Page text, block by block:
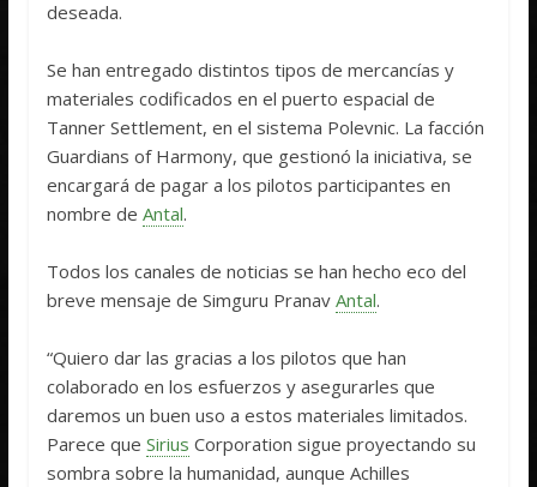
deseada.
Se han entregado distintos tipos de mercancías y
materiales codificados en el puerto espacial de
Tanner Settlement, en el sistema Polevnic. La facción
Guardians of Harmony, que gestionó la iniciativa, se
encargará de pagar a los pilotos participantes en
nombre deAntal.
Todos los canales de noticias se han hecho eco del
breve mensaje de Simguru PranavAntal.
“Quiero dar las gracias a los pilotos que han
colaborado en los esfuerzos y asegurarles que
daremos un buen uso a estos materiales limitados.
Parece queSirius Corporation sigue proyectando su
sombra sobre la humanidad, aunque Achilles